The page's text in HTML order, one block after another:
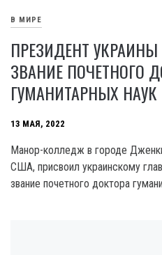
В МИРЕ
ПРЕЗИДЕНТ
ЗВАНИЕ ПОЧЕТНОГО
ГУМАНИТАРНЫХ
13 МАЯ, 2022
Манор-колледж в городе
США, присвоил украинскому
звание почетного доктора